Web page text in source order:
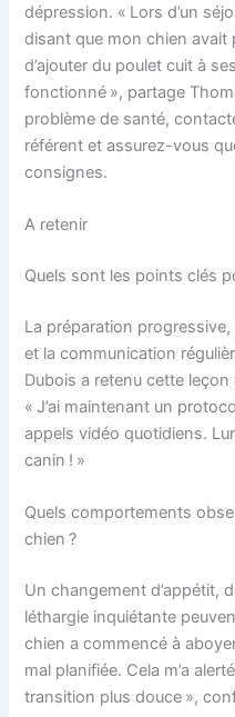
dépression. « Lors d’un
disant que mon chien avait
d’ajouter du poulet cuit à
fonctionné », partage
problème de santé,
référent et assurez-vous
consignes.
A retenir
Quels sont les points clés
La préparation
et la communication
Dubois a retenu cette
« J’ai maintenant un
appels vidéo quotidiens.
canin ! »
Quels comportements
chien ?
Un changement d’appétit,
léthargie inquiétante
chien a commencé à
mal planifiée. Cela m’a
transition plus douce »,